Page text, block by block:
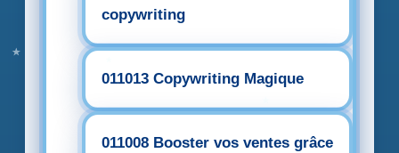
copywriting
011013 Copywriting Magique
011008 Booster vos ventes grâce